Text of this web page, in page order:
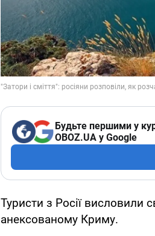
Будьте першими у
OBOZ.UA у Google
Туристи з Росії висловили
анексованому Криму.